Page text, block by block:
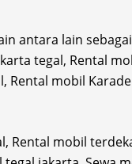
antara lain
tegal, Rental
Rental mobil
Rental mobil